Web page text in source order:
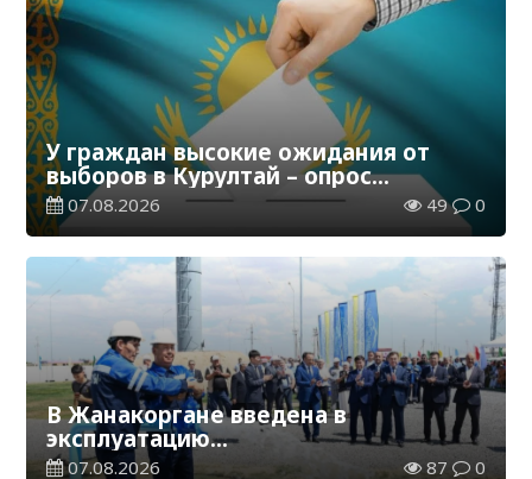
У граждан высокие ожидания от
выборов в Курултай – опрос
общественного мнения
07.08.2026 49 0
В Жанакоргане введена в
эксплуатацию
водораспределительная станция
07.08.2026 87 0